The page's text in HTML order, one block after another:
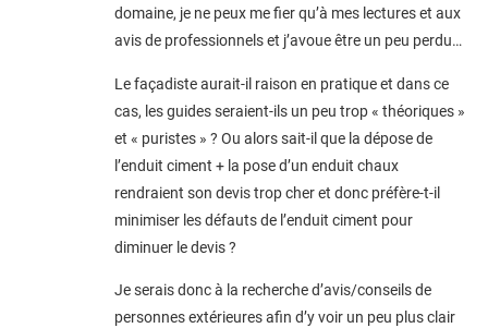
domaine, je ne peux me fier qu’à mes lectures et aux
avis de professionnels et j’avoue être un peu perdu…
Le façadiste aurait-il raison en pratique et dans ce
cas, les guides seraient-ils un peu trop « théoriques »
et « puristes » ? Ou alors sait-il que la dépose de
l’enduit ciment + la pose d’un enduit chaux
rendraient son devis trop cher et donc préfère-t-il
minimiser les défauts de l’enduit ciment pour
diminuer le devis ?
Je serais donc à la recherche d’avis/conseils de
personnes extérieures afin d’y voir un peu plus clair